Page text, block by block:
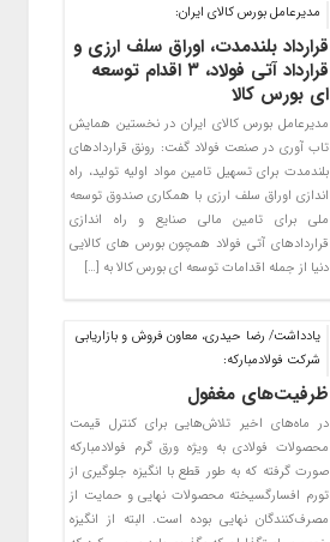
مدیرعامل بورس کالای ایران:
قرارداد بلندمدت، اوراق سلف ارزی و
قرارداد آتی فولاد، ۳ اقدام توسعه
ای بورس کالا
مدیرعامل بورس کالای ایران در نخستین همایش
تاب آوری در صنعت فولاد گفت: رونق قراردادهای
بلندمدت برای تسهیل تامین مواد اولیه تولید، راه
اندازی اوراق سلف ارزی با همکاری صندوق توسعه
ملی برای تامین مالی صنایع و راه اندازی
قراردادهای آتی فولاد همچون بورس های کالایی
دنیا از جمله اقدامات توسعه ای بورس کالا به […]
یادداشت/ رضا حیدری، معاون فروش و بازاریابی
شرکت فولادمبارکه:
ظرفیت‌های مغفول
در ماه‌های اخیر تلاش‌هایی برای کنترل قیمت
محصولات فولادی به ویژه ورق گرم فولادمبارکه
صورت گرفته که به طور قطع با انگیزه جلوگیری از
تورم افسارگسیخته محصولات نهایی و حمایت از
مصرف‌کنندگان نهایی بوده است. البته از انگیزه